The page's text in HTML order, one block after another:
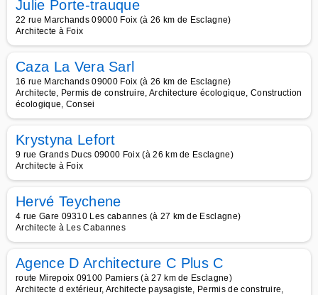
Julie Porte-trauque
22 rue Marchands 09000 Foix (à 26 km de Esclagne)
Architecte à Foix
Caza La Vera Sarl
16 rue Marchands 09000 Foix (à 26 km de Esclagne)
Architecte, Permis de construire, Architecture écologique, Construction
écologique, Consei
Krystyna Lefort
9 rue Grands Ducs 09000 Foix (à 26 km de Esclagne)
Architecte à Foix
Hervé Teychene
4 rue Gare 09310 Les cabannes (à 27 km de Esclagne)
Architecte à Les Cabannes
Agence D Architecture C Plus C
route Mirepoix 09100 Pamiers (à 27 km de Esclagne)
Architecte d extérieur, Architecte paysagiste, Permis de construire,